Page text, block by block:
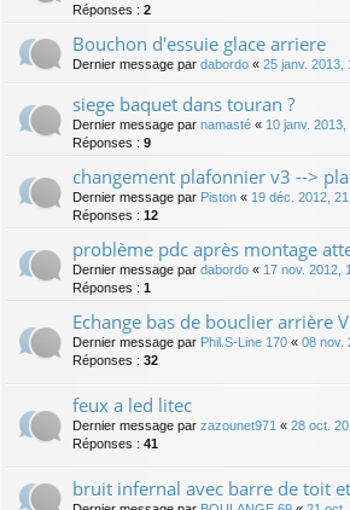
Réponses : 2
Bouchon d'essuie glace arriere
Dernier message par dabordo « 25 janv. 2013,
siege baquet dans touran ?
Dernier message par namasté « 10 janv. 2013,
Réponses : 9
changement plafonnier v3 -->
Dernier message par Piston « 19 déc. 2012,
Réponses : 12
problème pdc après montage
Dernier message par dabordo « 17 nov. 2012,
Réponses : 1
Echange bas de bouclier arrière
Dernier message par Phil.S-Line 170 « 08 nov.
Réponses : 32
feux a led litec
Dernier message par zazounet971 « 28 oct.
Réponses : 41
bruit infernal avec barre de toit